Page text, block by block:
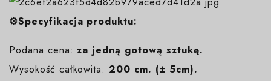
⚙️Specyfikacja produktu:
Podana cena: za jedną gotową sztukę.
Wysokość całkowita: 200 cm. (± 5cm).